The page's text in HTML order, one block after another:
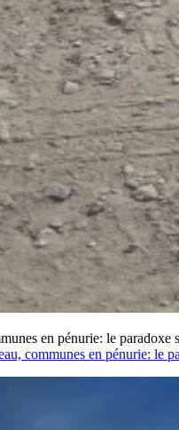
en pénurie: le paradoxe
communes en pénurie: le